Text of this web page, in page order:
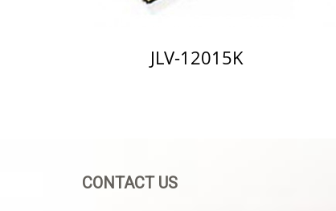
JLV-12015K
CONTACT US